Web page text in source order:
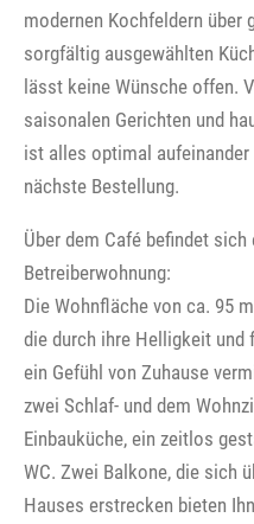
modernen Kochfeldern über
sorgfältig ausgewählten
lässt keine Wünsche offen.
saisonalen Gerichten und
ist alles optimal
nächste Bestellung.
Über dem Café befindet
Betreiberwohnung:
Die Wohnfläche von ca. 95
die durch ihre Helligkeit
ein Gefühl von Zuhause
zwei Schlaf- und dem
Einbauküche, ein zeitlos
WC. Zwei Balkone, die sich
Hauses erstrecken bieten